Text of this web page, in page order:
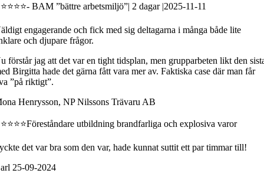
BAM ”bättre arbetsmiljö”| 2 dagar |2025-11-11
engagerande och fick med sig deltagarna i många både lite
och djupare frågor.
förstår jag att det var en tight tidsplan, men grupparbeten likt den
Birgitta hade det gärna fått vara mer av. Faktiska case där man får
”på riktigt”.
Henrysson, NP Nilssons Trävaru AB
utbildning brandfarliga och explosiva varor
det var bra som den var, hade kunnat suttit ett par timmar till!
25-09-2024